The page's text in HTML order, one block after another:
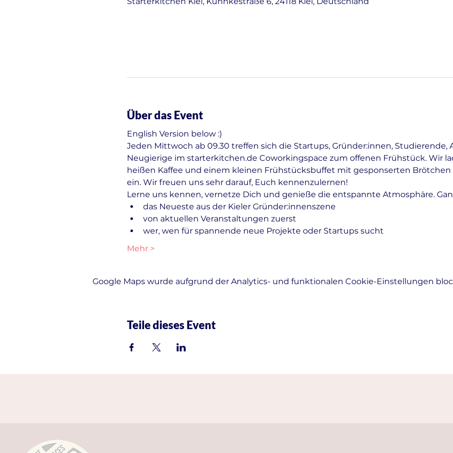
Über das Event
English Version below :)
Jeden Mittwoch ab 09.30 treffen sich die Startups, Gründer:innen, Studierende,
Neugierige im starterkitchen.de Coworkingspace zum offenen Frühstück. Wir
heißen Kaffee und einem kleinen Frühstücksbuffet mit gesponserten Brötchen
ein. Wir freuen uns sehr darauf, Euch kennenzulernen!
Lerne uns kennen, vernetze Dich und genieße die entspannte Atmosphäre.
das Neueste aus der Kieler Gründer:innenszene
von aktuellen Veranstaltungen zuerst
wer, wen für spannende neue Projekte oder Startups sucht
Mehr >
Google Maps wurde aufgrund der Analytics- und funktionalen Cookie-Einstellungen
Teile dieses Event